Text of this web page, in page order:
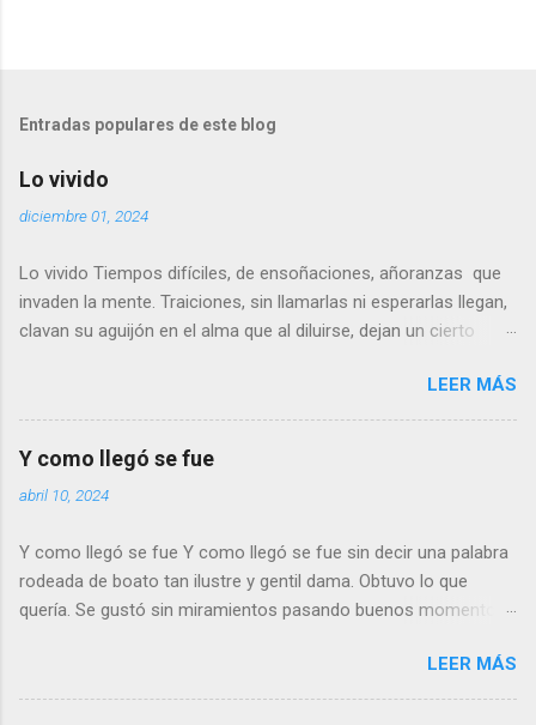
Entradas populares de este blog
Lo vivido
diciembre 01, 2024
Lo vivido Tiempos difíciles, de ensoñaciones, añoranzas que
invaden la mente. Traiciones, sin llamarlas ni esperarlas llegan,
clavan su aguijón en el alma que al diluirse, dejan un cierto
dulces, agradables, dejando el amago de una ligera sonrisa.
Otras, parecen sin sentido, casi dolientes, no llegan a ser
reproches, solo un poso de duda. No podemos evitarlo. ¿Juicio
del pasado?. ¿Inconsciente revisión de lo que fue? No lo se, ni
quiero saberlo. Puede que una cura del alma… de lo que esta
LEER MÁS
Y como llegó se fue
abril 10, 2024
Y como llegó se fue Y como llegó se fue sin decir una palabra
rodeada de boato tan ilustre y gentil dama. Obtuvo lo que
quería. Se gustó sin miramientos pasando buenos momentos
su amante, pues de nada le servía Tiempos que engañan
Tiempos que ligeros pasan Tiempos de amor y desvelo que ya
LEER MÁS